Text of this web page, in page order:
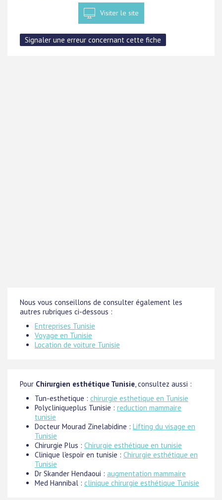
Visiter le site
Nous vous conseillons de consulter également les
autres rubriques ci-dessous :
Entreprises Tunisie
Voyage en Tunisie
Location de voiture Tunisie
Pour Chirurgien esthétique Tunisie, consultez aussi :
Tun-esthetique : chirurgie esthetique en Tunisie
Polycliniqueplus Tunisie : reduction mammaire
tunisie
Docteur Mourad Zinelabidine : Lifting du visage en
Tunisie
Chirurgie Plus : Chirurgie esthétique en tunisie
Clinique l'espoir en tunisie : Chirurgie esthétique en
Tunisie
Dr Skander Hendaoui : augmentation mammaire
Med Hannibal : clinique chirurgie esthétique Tunisie